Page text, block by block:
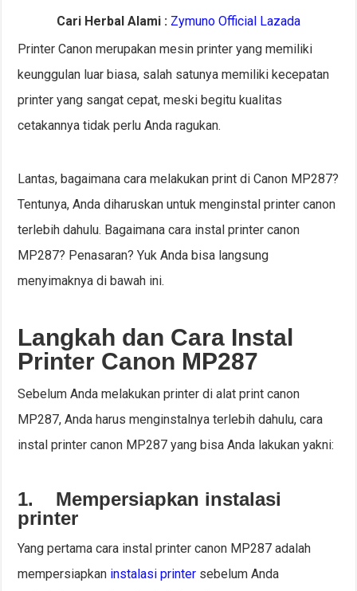
Cari Herbal Alami : Zymuno Official Lazada
Printer Canon merupakan mesin printer yang memiliki
keunggulan luar biasa, salah satunya memiliki kecepatan
printer yang sangat cepat, meski begitu kualitas
cetakannya tidak perlu Anda ragukan.
Lantas, bagaimana cara melakukan print di Canon MP287?
Tentunya, Anda diharuskan untuk menginstal printer canon
terlebih dahulu. Bagaimana cara instal printer canon
MP287? Penasaran? Yuk Anda bisa langsung
menyimaknya di bawah ini.
Langkah dan Cara Instal
Printer Canon MP287
Sebelum Anda melakukan printer di alat print canon
MP287, Anda harus menginstalnya terlebih dahulu, cara
instal printer canon MP287 yang bisa Anda lakukan yakni:
1. Mempersiapkan instalasi
printer
Yang pertama cara instal printer canon MP287 adalah
mempersiapkan instalasi printer sebelum Anda